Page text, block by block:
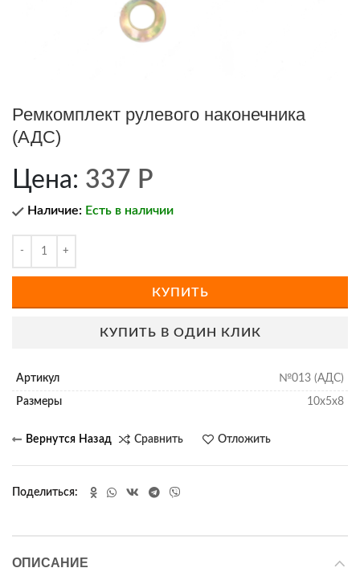
Ремкомплект рулевого наконечника
(АДС)
Цена: 337 Р
Наличие: Есть в наличии
КУПИТЬ
КУПИТЬ В ОДИН КЛИК
Артикул №013 (АДС)
Размеры 10х5х8
Сравнить Отложить
Поделиться
ОПИСАНИЕ